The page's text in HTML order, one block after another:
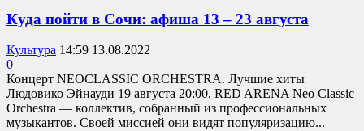
Куда пойти в Сочи: афиша 13 – 23 августа
Культура 14:59 13.08.2022
0
Концерт NEOCLASSIC ORCHESTRA. Лучшие хиты
Людовико Эйнауди 19 августа 20:00, RED ARENA Neo Classic
Orchestra — коллектив, собранный из профессиональных
музыкантов. Своей миссией они видят популяризацию...